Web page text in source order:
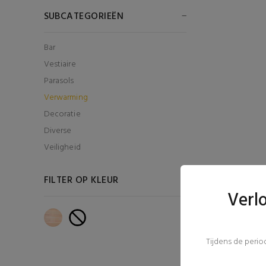
SUBCATEGORIEËN
Bar
Vestiaire
Parasols
Verwarming
Decoratie
Diverse
Veiligheid
FILTER OP KLEUR
Tijdens de